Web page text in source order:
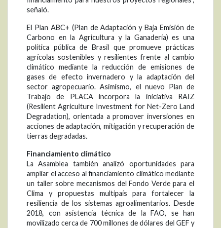
señaló.
El Plan ABC+ (Plan de Adaptación y Baja Emisión de
Carbono en la Agricultura y la Ganadería) es una
política pública de Brasil que promueve prácticas
agrícolas sostenibles y resilientes frente al cambio
climático mediante la reducción de emisiones de
gases de efecto invernadero y la adaptación del
sector agropecuario. Asimismo, el nuevo Plan de
Trabajo de PLACA incorpora la iniciativa RAIZ
(Resilient Agriculture Investment for Net-Zero Land
Degradation), orientada a promover inversiones en
acciones de adaptación, mitigación y recuperación de
tierras degradadas.
Financiamiento climático
La Asamblea también analizó oportunidades para
ampliar el acceso al financiamiento climático mediante
un taller sobre mecanismos del Fondo Verde para el
Clima y propuestas multipaís para fortalecer la
resiliencia de los sistemas agroalimentarios. Desde
2018, con asistencia técnica de la FAO, se han
movilizado cerca de 700 millones de dólares del GEF y